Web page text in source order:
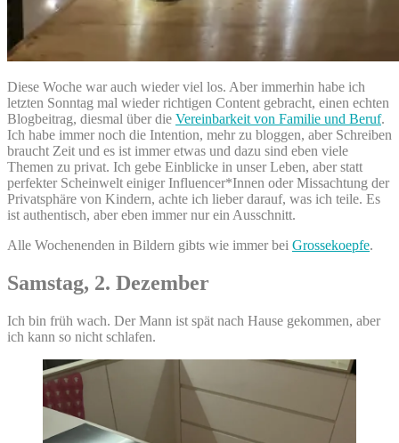
Diese Woche war auch wieder viel los. Aber immerhin habe ich
letzten Sonntag mal wieder richtigen Content gebracht, einen echten
Blogbeitrag, diesmal über die Vereinbarkeit von Familie und Beruf.
Ich habe immer noch die Intention, mehr zu bloggen, aber Schreiben
braucht Zeit und es ist immer etwas und dazu sind eben viele
Themen zu privat. Ich gebe Einblicke in unser Leben, aber statt
perfekter Scheinwelt einiger Influencer*Innen oder Missachtung der
Privatsphäre von Kindern, achte ich lieber darauf, was ich teile. Es
ist authentisch, aber eben immer nur ein Ausschnitt.
Alle Wochenenden in Bildern gibts wie immer bei Grossekoepfe.
Samstag, 2. Dezember
Ich bin früh wach. Der Mann ist spät nach Hause gekommen, aber
ich kann so nicht schlafen.